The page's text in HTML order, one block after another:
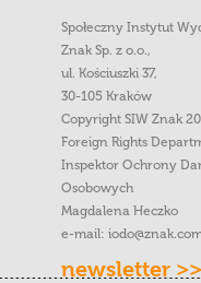
Społeczny Instytut
Znak Sp. z o.o.,
ul. Kościuszki 37,
30-105 Kraków
Copyright SIW Znak
Foreign Rights
Inspektor Ochrony
Osobowych
Magdalena Heczko
e-mail:
newsletter >>